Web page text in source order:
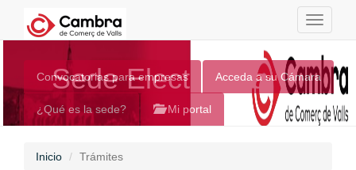
Toggle
Sede Electrónica
Convocatorias para empresas Acceda a su Cámara
¿Qué es la sede? Mi portal
Inicio Trámites